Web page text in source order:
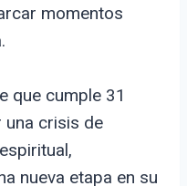
momentos
que cumple 31
una crisis de
nueva etapa en su